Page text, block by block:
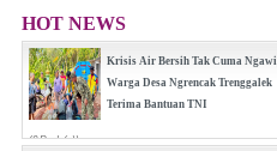
HOT NEWS
Krisis Air Bersih Tak Cuma Ngawi,
Warga Desa Ngrencak Trenggalek
Terima Bantuan TNI
(0 Reply(s))